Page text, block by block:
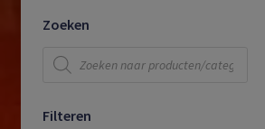
Zoeken
Producten
zoeken
Filteren